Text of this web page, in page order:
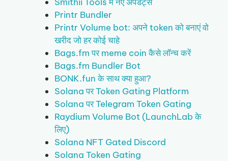
Printr Bundler
Printr Volume bot: अपने token को बनाएं वो
खरीद जो हर कोई चाहे
Bags.fm पर meme coin कैसे लॉन्च करें
Bags.fm Bundler Bot
BONK.fun के साथ क्या हुआ?
Solana पर Token Gating Platform
Solana पर Telegram Token Gating
Raydium Volume Bot (LaunchLab के
लिए)
Solana NFT Gated Discord
Solana Token Gating